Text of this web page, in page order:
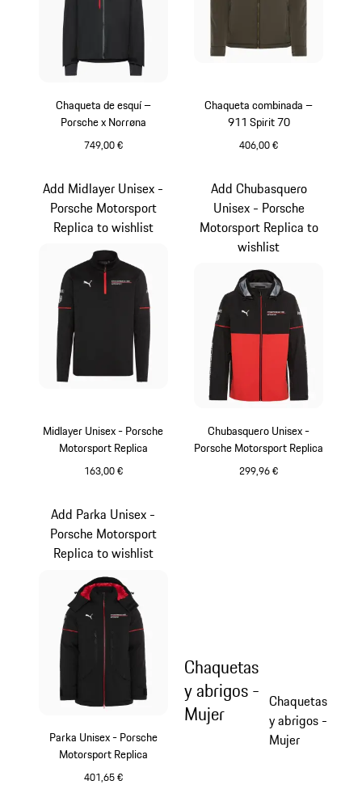
Chaqueta de esquí –
Porsche x Norrøna
749,00 €
Chaqueta combinada –
911 Spirit 70
406,00 €
Midlayer Unisex - Porsche
Motorsport Replica
163,00 €
Add Midlayer Unisex -
Porsche Motorsport
Replica to wishlist
Chubasquero Unisex -
Porsche Motorsport Replica
299,96 €
Add Chubasquero
Unisex - Porsche
Motorsport Replica to
wishlist
Parka Unisex - Porsche
Motorsport Replica
401,65 €
Add Parka Unisex -
Porsche Motorsport
Replica to wishlist
Chaquetas
y abrigos -
Mujer
Chaquetas
y abrigos -
Mujer